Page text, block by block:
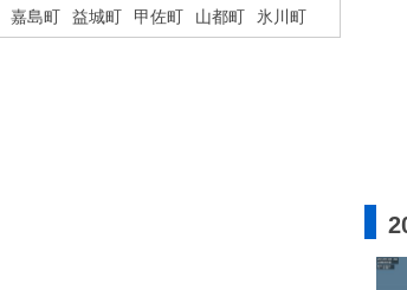
嘉島町 益城町 甲佐町 山都町 氷川町